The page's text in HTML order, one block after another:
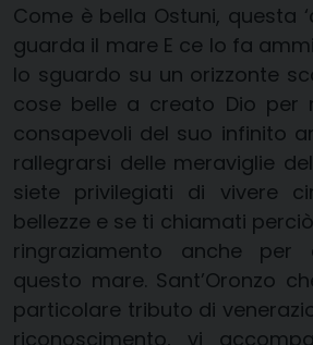
Come è bella Ostuni, questa
guarda il mare E ce lo fa
lo sguardo su un orizzonte
cose belle a creato Dio per
consapevoli del suo infinito
rallegrarsi delle meraviglie
siete privilegiati di vivere
bellezze e se ti chiamati
ringraziamento anche
questo mare. Sant’Oronzo
particolare tributo di
riconoscimento, vi